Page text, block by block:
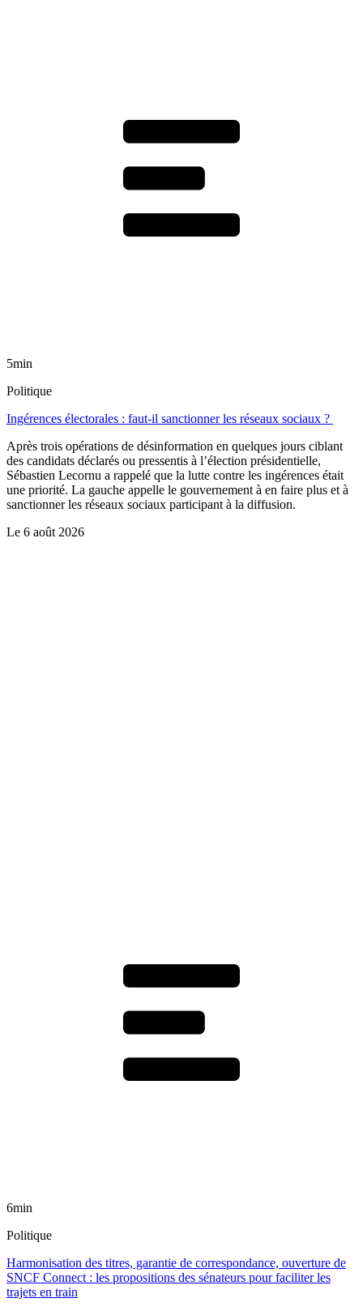
5min
Politique
Ingérences électorales : faut-il sanctionner les réseaux sociaux ?
Après trois opérations de désinformation en quelques jours ciblant
des candidats déclarés ou pressentis à l’élection présidentielle,
Sébastien Lecornu a rappelé que la lutte contre les ingérences était
une priorité. La gauche appelle le gouvernement à en faire plus et à
sanctionner les réseaux sociaux participant à la diffusion.
Le 6 août 2026
6min
Politique
Harmonisation des titres, garantie de correspondance, ouverture de
SNCF Connect : les propositions des sénateurs pour faciliter les
trajets en train